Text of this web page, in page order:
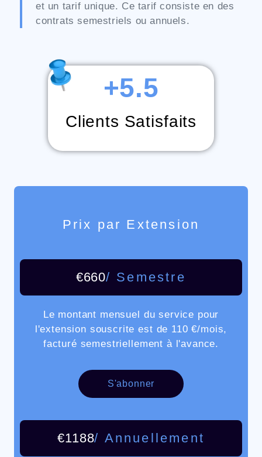
et un tarif unique. Ce tarif consiste en des
contrats semestriels ou annuels.
Clients Satisfaits
+5.5
Prix par Extension
€660/ Semestre
Le montant mensuel du service pour
l'extension souscrite est de 110 €/mois,
facturé semestriellement à l'avance.
S'abonner
€1188/ Annuellement